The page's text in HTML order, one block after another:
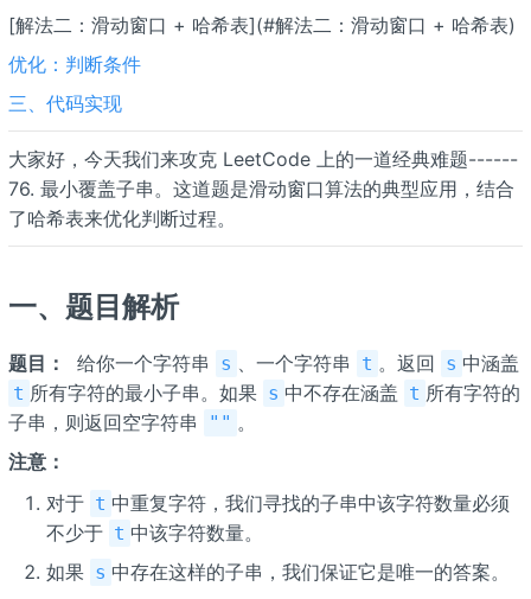
[解法二：滑动窗口 + 哈希表](#解法二：滑动窗口 + 哈希表)
优化：判断条件
三、代码实现
大家好，今天我们来攻克 LeetCode 上的一道经典难题------
76. 最小覆盖子串。这道题是滑动窗口算法的典型应用，结合
了哈希表来优化判断过程。
一、题目解析
题目： ​ 给你一个字符串 s 、一个字符串 t 。返回 s 中涵盖
t 所有字符的最小子串。如果 s 中不存在涵盖 t 所有字符的
子串，则返回空字符串
"" 。
注意：
对于 t 中重复字符，我们寻找的子串中该字符数量必须
不少于 t 中该字符数量。
如果 s 中存在这样的子串，我们保证它是唯一的答案。